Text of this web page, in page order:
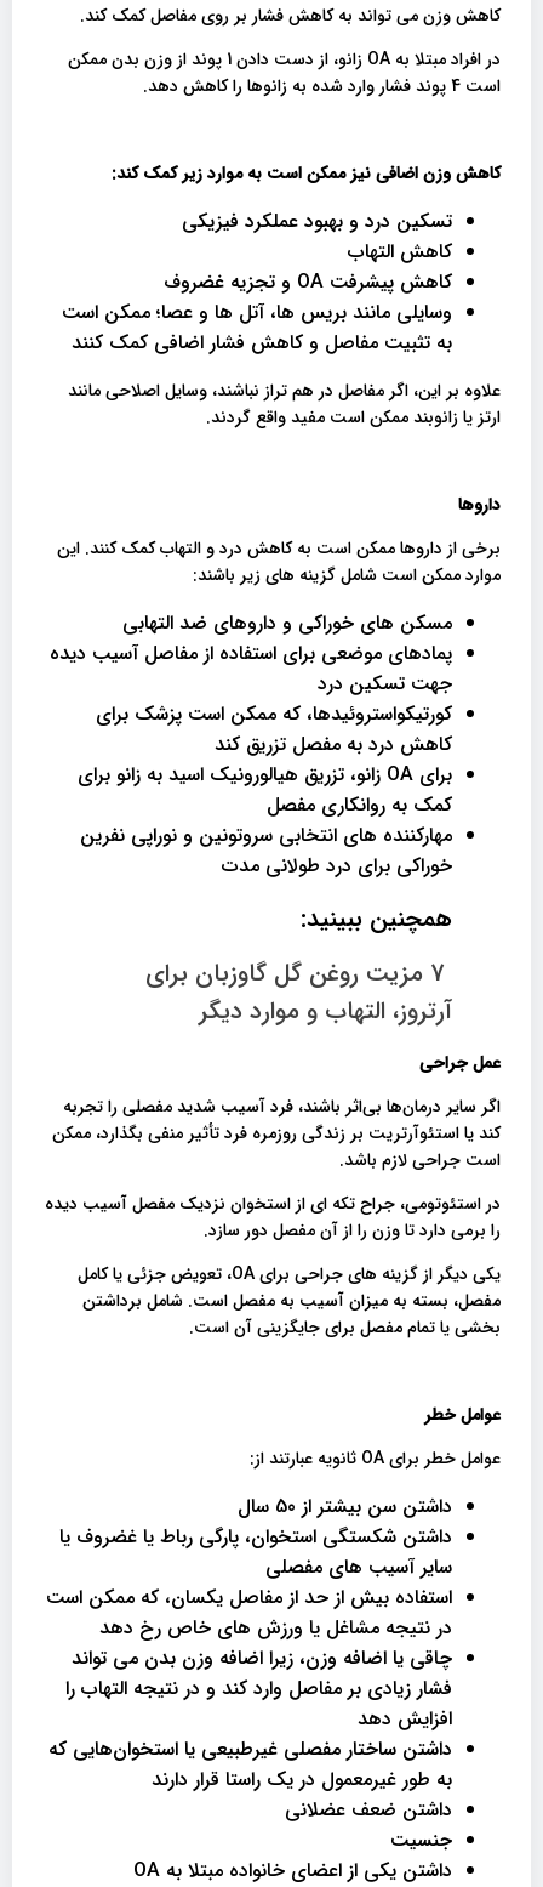
کاهش وزن می تواند به کاهش فشار بر روی مفاصل کمک کند.
در افراد مبتلا به OA زانو، از دست دادن 1 پوند از وزن بدن ممکن
است 4 پوند فشار وارد شده به زانوها را کاهش دهد.
کاهش وزن اضافی نیز ممکن است به موارد زیر کمک کند:
تسکین درد و بهبود عملکرد فیزیکی
کاهش التهاب
کاهش پیشرفت OA و تجزیه غضروف
وسایلی مانند بریس ها، آتل ها و عصا؛ ممکن است
به تثبیت مفاصل و کاهش فشار اضافی کمک کنند
علاوه بر این، اگر مفاصل در هم تراز نباشند، وسایل اصلاحی مانند
ارتز یا زانوبند ممکن است مفید واقع گردند.
داروها
برخی از داروها ممکن است به کاهش درد و التهاب کمک کنند. این
موارد ممکن است شامل گزینه های زیر باشند:
مسکن های خوراکی و داروهای ضد التهابی
پمادهای موضعی برای استفاده از مفاصل آسیب دیده
جهت تسکین درد
کورتیکواستروئیدها، که ممکن است پزشک برای
کاهش درد به مفصل تزریق کند
برای OA زانو، تزریق هیالورونیک اسید به زانو برای
کمک به روانکاری مفصل
مهارکننده های انتخابی سروتونین و نوراپی نفرین
خوراکی برای درد طولانی مدت
همچنین ببینید:
7 مزیت روغن گل گاوزبان برای
آرتروز، التهاب و موارد دیگر
عمل جراحی
اگر سایر درمان‌ها بی‌اثر باشند، فرد آسیب شدید مفصلی را تجربه
کند یا استئوآرتریت بر زندگی روزمره فرد تأثیر منفی بگذارد، ممکن
است جراحی لازم باشد.
در استئوتومی، جراح تکه‌ ای از استخوان نزدیک مفصل آسیب‌ دیده
را برمی‌ دارد تا وزن را از آن مفصل دور سازد.
یکی دیگر از گزینه های جراحی برای OA، تعویض جزئی یا کامل
مفصل، بسته به میزان آسیب به مفصل است. شامل برداشتن
بخشی یا تمام مفصل برای جایگزینی آن است.
عوامل خطر
عوامل خطر برای OA ثانویه عبارتند از:
داشتن سن بیشتر از 50 سال
داشتن شکستگی استخوان، پارگی رباط یا غضروف یا
سایر آسیب های مفصلی
استفاده بیش از حد از مفاصل یکسان، که ممکن است
در نتیجه مشاغل یا ورزش های خاص رخ دهد
چاقی یا اضافه وزن، زیرا اضافه وزن بدن می تواند
فشار زیادی بر مفاصل وارد کند و در نتیجه التهاب را
افزایش دهد
داشتن ساختار مفصلی غیرطبیعی یا استخوان‌هایی که
به‌ طور غیرمعمول در یک راستا قرار دارند
داشتن ضعف عضلانی
جنسیت
داشتن یکی از اعضای خانواده مبتلا به OA